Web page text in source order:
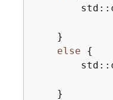
    }
else
{
    }